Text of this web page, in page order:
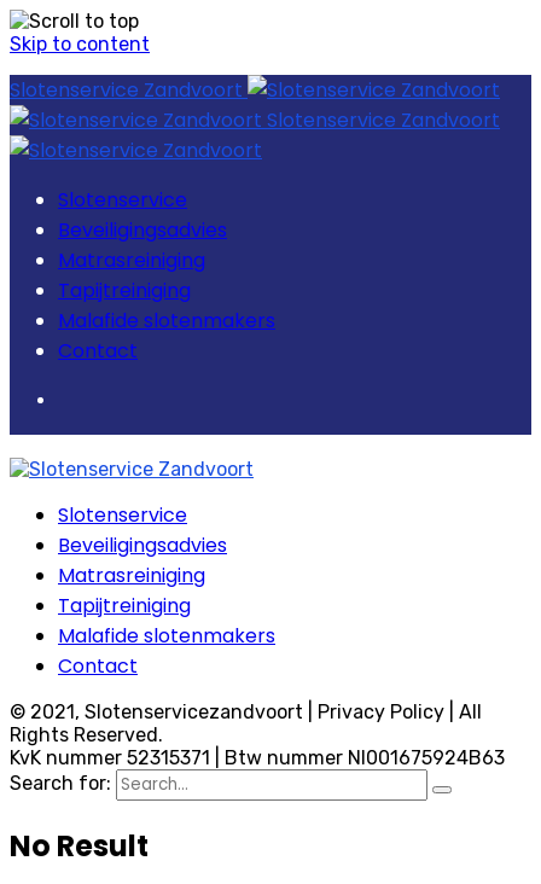
Skip to content
Slotenservice Zandvoort
Slotenservice Zandvoort
Slotenservice
Beveiligingsadvies
Matrasreiniging
Tapijtreiniging
Malafide slotenmakers
Contact
Slotenservice
Beveiligingsadvies
Matrasreiniging
Tapijtreiniging
Malafide slotenmakers
Contact
© 2021, Slotenservicezandvoort | Privacy Policy | All
Rights Reserved.
KvK nummer 52315371 | Btw nummer Nl001675924B63
Search for:
No Result